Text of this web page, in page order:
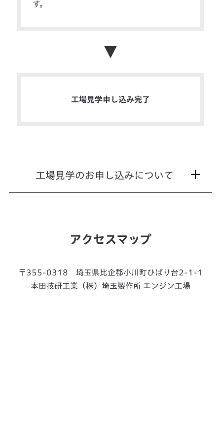
す。
▼
工場見学申し込み完了
工場見学のお申し込みについて
アクセスマップ
〒355-0318 埼玉県比企郡小川町ひばり台2-1-1
本田技研工業（株）埼玉製作所 エンジン工場